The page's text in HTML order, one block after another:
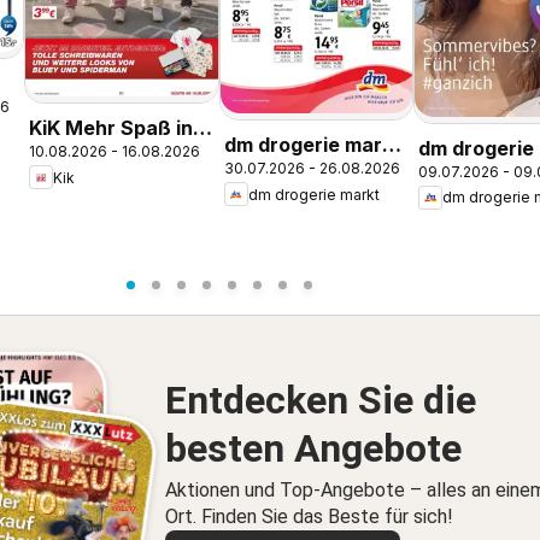
KiK Mehr Spaß in
der Schule
10.08.2026 - 16.08.2026
Kik
dm drogerie markt
Journal Express
August
30.07.2026 - 26.08.2026
dm drogerie markt
dm
Journal Juli
09.07.2026 -
dm drogerie
Entdecken Sie die
besten Angebote
Aktionen und Top-Angebote – alles an
Ort. Finden Sie das Beste für sich!